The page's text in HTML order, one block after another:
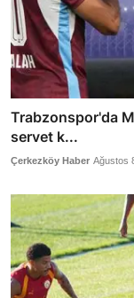
Trabzonspor'da
servet k...
Çerkezköy Haber Ağustos